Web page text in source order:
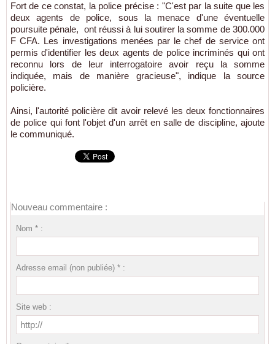
Fort de ce constat, la police précise : "C'est par la suite que les
deux agents de police, sous la menace d'une éventuelle
poursuite pénale, ont réussi à lui soutirer la somme de 300.000
F CFA. Les investigations menées par le chef de service ont
permis d'identifier les deux agents de police incriminés qui ont
reconnu lors de leur interrogatoire avoir reçu la somme
indiquée, mais de manière gracieuse", indique la source
policière.
Ainsi, l'autorité policière dit avoir relevé les deux fonctionnaires
de police qui font l'objet d'un arrêt en salle de discipline, ajoute
le communiqué.
Nouveau commentaire :
Nom * :
Adresse email (non publiée) * :
Site web :